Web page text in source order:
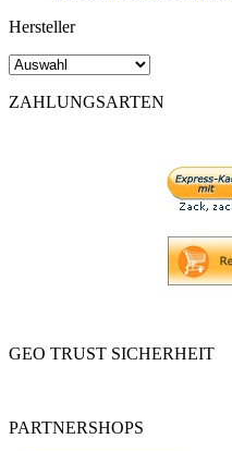
Hersteller
ZAHLUNGSARTEN
GEO TRUST SICHERHEIT
PARTNERSHOPS